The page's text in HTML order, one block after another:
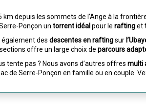
km depuis les sommets de l’Ange à la
Ponçon un torrent idéal pour le raftinget
également des descentes en raftingsur
offre un large choix de parcours
tente pas ? Nous avons d’autres offres multi
de Serre-Ponçon en famille ou en couple.